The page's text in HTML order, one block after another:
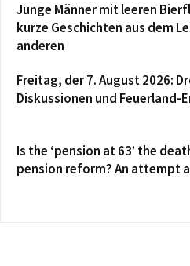
Junge Männer mit leeren
kurze Geschichten aus dem
anderen
Freitag, der 7. August 2026:
Diskussionen und Feuerland-
Is the ‘pension at 63’ the
pension reform? An attempt